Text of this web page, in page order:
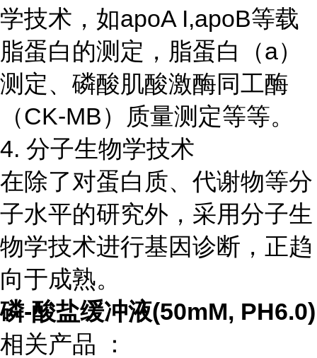
学技术，如apoA I,apoB等载
脂蛋白的测定，脂蛋白（a）
测定、磷酸肌酸激酶同工酶
（CK-MB）质量测定等等。
4. 分子生物学技术
在除了对蛋白质、代谢物等分
子水平的研究外，采用分子生
物学技术进行基因诊断，正趋
向于成熟。
磷-酸盐缓冲液(50mM, PH6.0)
相关产品 ：